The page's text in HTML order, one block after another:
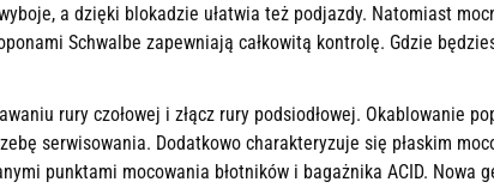
a dzięki blokadzie ułatwia też podjazdy. Natomiast
Schwalbe zapewniają całkowitą kontrolę. Gdzie
rury czołowej i złącz rury podsiodłowej. Okablowanie
serwisowania. Dodatkowo charakteryzuje się płaskim
punktami mocowania błotników i bagażnika ACID. Nowa